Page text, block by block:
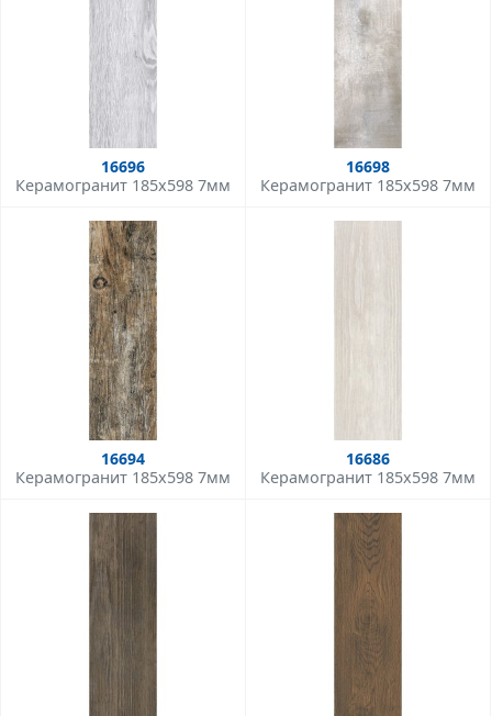
16696
Керамогранит 185x598 7мм
16698
Керамогранит 185x598 7мм
16694
Керамогранит 185x598 7мм
16686
Керамогранит 185x598 7мм